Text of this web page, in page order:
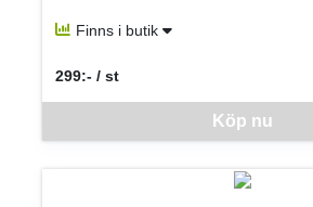
Finns i butik
Denna vara går inte att beställa via
Köp nu
299:- / st
SEK per ST